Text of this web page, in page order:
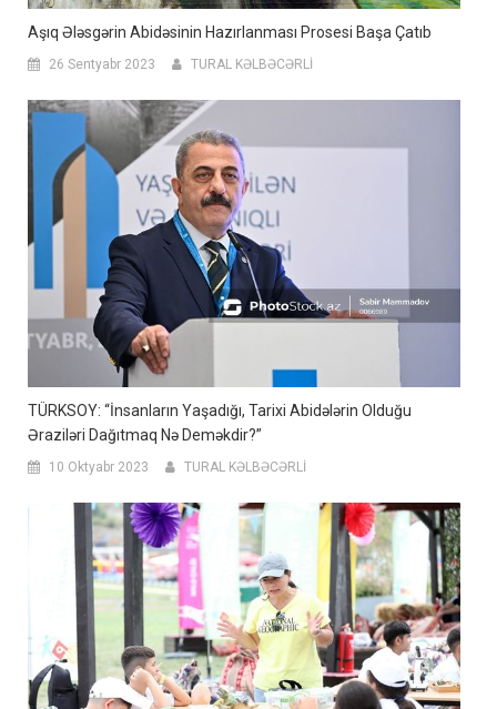
Aşıq Ələsgərin Abidəsinin Hazırlanması Prosesi Başa Çatıb
26 Sentyabr 2023 TURAL KƏLBƏCƏRLİ
TÜRKSOY: “İnsanların Yaşadığı, Tarixi Abidələrin Olduğu
Əraziləri Dağıtmaq Nə Deməkdir?”
10 Oktyabr 2023 TURAL KƏLBƏCƏRLİ